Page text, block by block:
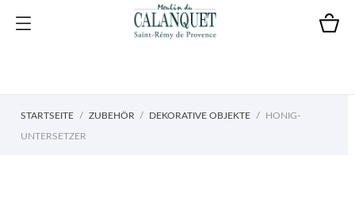
STARTSEITE ZUBEHÖR DEKORATIVE OBJEKTE HONIG-
UNTERSETZER